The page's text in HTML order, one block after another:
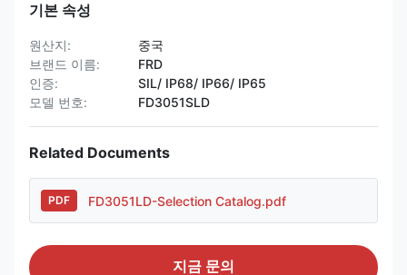
기본 속성
원산지:
중국
브랜드 이름:
FRD
인증:
SIL/ IP68/ IP66/ IP65
모델 번호:
FD3051SLD
Related Documents
PDF FD3051LD-Selection Catalog.pdf
지금 문의